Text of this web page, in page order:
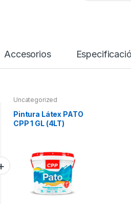
Accesorios
Uncategorized
Pintura Látex PATO
CPP 1 GL (4LT)